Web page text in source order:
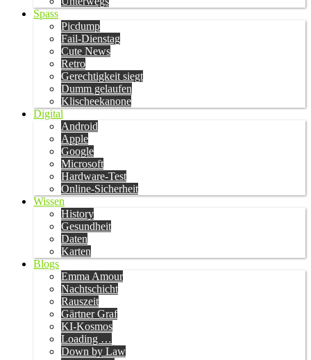
Spass
Picdump
Fail-Dienstag
Cute News
Retro
Gerechtigkeit siegt
Dumm gelaufen
Klischeekanone
Digital
Android
Apple
Google
Microsoft
Hardware-Test
Online-Sicherheit
Wissen
History
Gesundheit
Daten
Karten
Blogs
Emma Amour
Nachtschicht
Rauszeit
Gärtner Graf
KI-Kosmos
Loading …
Down by Law